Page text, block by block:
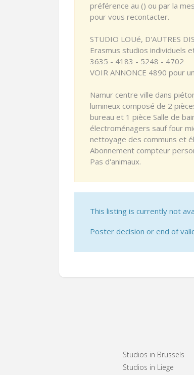
préférence au () ou par la
pour vous recontacter.
STUDIO LOUé, D'AUTRES
Erasmus studios individuels
3635 - 4183 - 5248 - 4702
VOIR ANNONCE 4890 pour
Namur centre ville dans
lumineux composé de 2
bureau et 1 pièce Salle de
électroménagers sauf four
nettoyage des communs et
Abonnement compteur
Pas d'animaux.
This listing is currently not
Poster decision or end of
Studios in Brussels
Studios in Liege